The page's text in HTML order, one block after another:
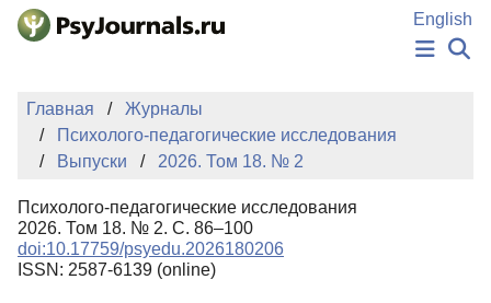
Перейти к основному содержанию
English
НОВОСТИ
АВТОРЫ
КЛЮЧЕВЫЕ СЛОВА
Регистрация
Главная
Журналы
Психолого-педагогические исследования
Выпуски
2026. Том 18. № 2
Психолого-педагогические исследования
2026. Том 18. № 2. С. 86–100
doi:10.17759/psyedu.2026180206
ISSN: 2587-6139 (online)